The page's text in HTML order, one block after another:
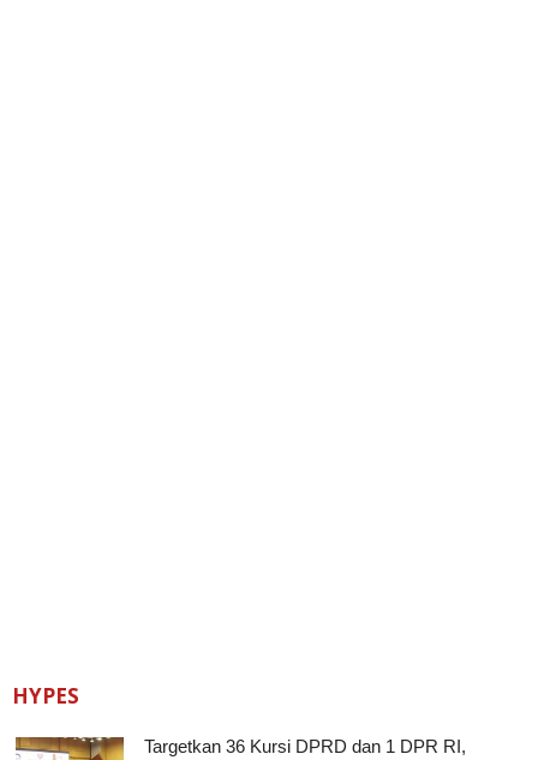
HYPES
Targetkan 36 Kursi DPRD dan 1 DPR RI,